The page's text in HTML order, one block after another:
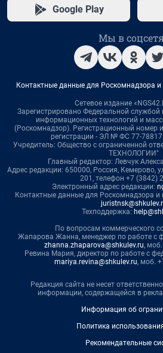
Google Play
Мы в
Контактные данные для Роскомнадзора и
Сетевое издание
Зарегистрировано Федеральной службой
информационных технологий и
(Роскомнадзор). Регистрационный номер
регистрации - ЭЛ № ФС 77-78817
Учредитель: Общество с ограниченной
ТЕХНОЛОГИИ"
Главный редактор: Левчук
Адрес редакции: 650000, Россия, Кемерово,
201, телефон +7 (3842)
Электронный адрес редакции:
Контактные данные для Роскомнадзора и
Техподдержка:
По вопросам коммерческого
Жапарова Жанна, менеджер по работе с
zhanna.zhaparova@shkulev.ru,
Ревина Мария, директор по работе с
mariya.revina@shkulev.ru, моб.
Редакция сайта не несет
информации, содержащейся в
Информация об
Политика
Рекомендательные